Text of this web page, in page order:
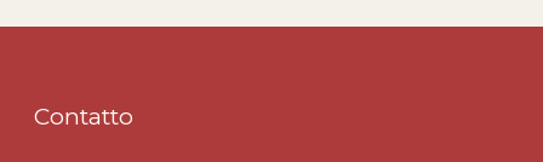
Contatto